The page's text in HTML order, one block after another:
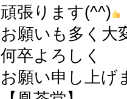
頑張ります(^^)
お願いも多く大
何卒よろしく
お願い申し上げ